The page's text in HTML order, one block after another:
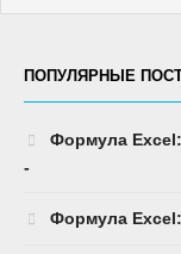
ПОПУЛЯРНЫЕ
Формула
-
Формула Excel: